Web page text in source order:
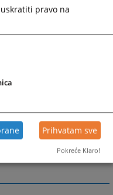
pravo na
Prihvatam sve
Pokreće Klaro!